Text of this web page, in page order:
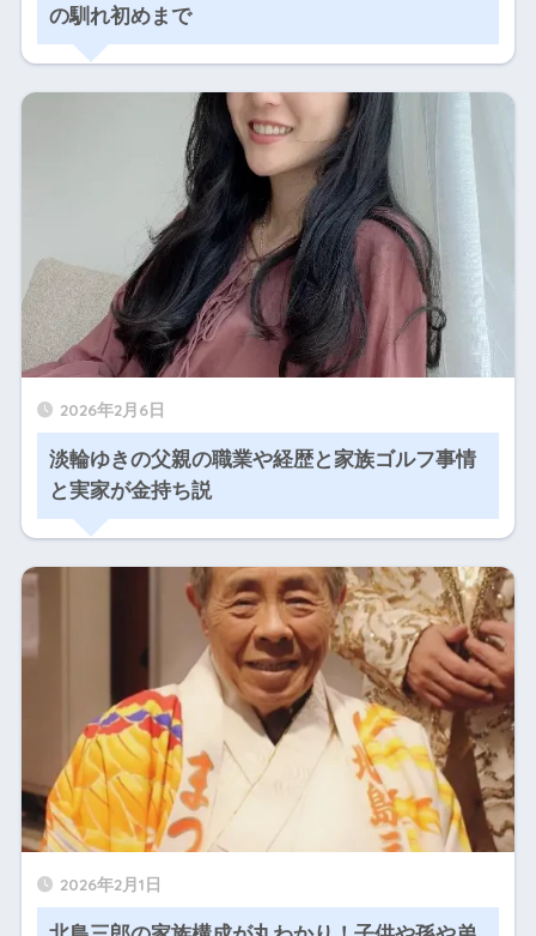
の馴れ初めまで
2026年2月6日
淡輪ゆきの父親の職業や経歴と家族ゴルフ事情
と実家が金持ち説
2026年2月1日